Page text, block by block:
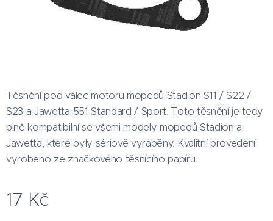
Těsnění pod válec motoru mopedů Stadion S11 / S22 /
S23 a Jawetta 551 Standard / Sport. Toto těsnění je tedy
plně kompatibilní se všemi modely mopedů Stadion a
Jawetta, které byly sériově vyráběny. Kvalitní provedení,
vyrobeno ze značkového těsnícího papíru.
17 Kč